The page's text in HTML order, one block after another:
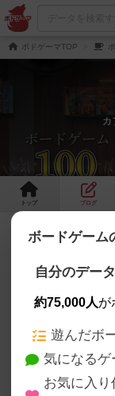
ボドゲーマTOP
カ
トップ ブログ
5月30日
当日は正体隠匿
です！
ボードゲームカ
ボードゲーム
自分のデー
約75,000人が
遊んだボ
気になるゲ
お気に入